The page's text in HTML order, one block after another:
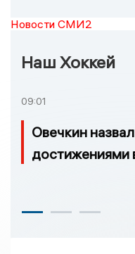
Новости СМИ2
Наш Хоккей
09:01
Овечкин
достижениями